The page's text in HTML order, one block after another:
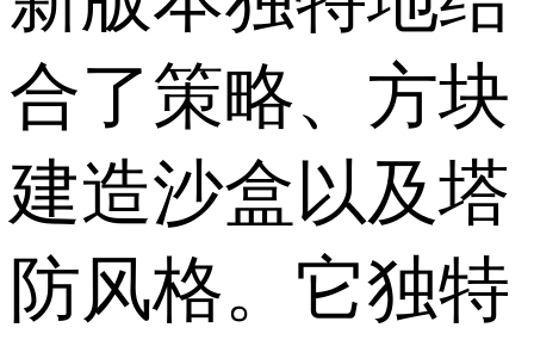
合了策略、方块
建造沙盒以及塔
防风格。它独特